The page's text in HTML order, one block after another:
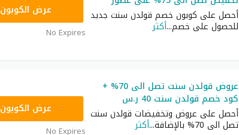
أحصل على كوبون خصم قولدن سنت جديد
للحصول على خصم...أكثر
عرض الكوبون
No Expires
عروض قولدن سنت تصل الى 70% +
كود خصم قولدن سنت 40 ر.س
أحصل على عروض وتخفيضات قولدن سنت
تصل الى 70% بالإضافة ...أكثر
عرض الكوبون
No Expires